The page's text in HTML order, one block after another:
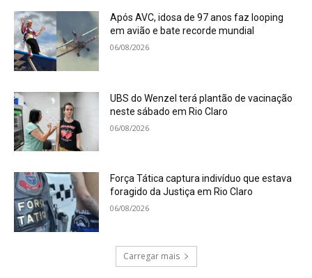
Após AVC, idosa de 97 anos faz looping
em avião e bate recorde mundial
06/08/2026
UBS do Wenzel terá plantão de vacinação
neste sábado em Rio Claro
06/08/2026
Força Tática captura indivíduo que estava
foragido da Justiça em Rio Claro
06/08/2026
Carregar mais